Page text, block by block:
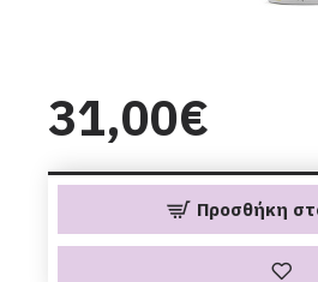
31,00€
Προσθήκη